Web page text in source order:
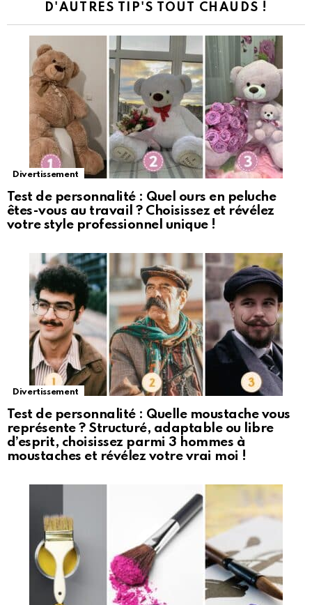
D'AUTRES TIP'S TOUT CHAUDS !
Divertissement
Test de personnalité : Quel ours en peluche
êtes-vous au travail ? Choisissez et révélez
votre style professionnel unique !
Divertissement
Test de personnalité : Quelle moustache vous
représente ? Structuré, adaptable ou libre
d’esprit, choisissez parmi 3 hommes à
moustaches et révélez votre vrai moi !